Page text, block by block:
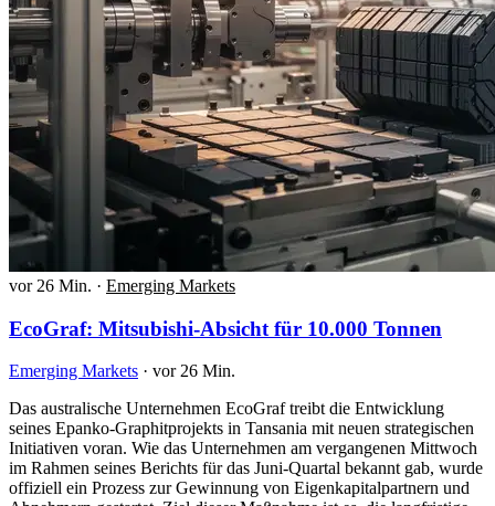
vor 26 Min. · Emerging Markets
EcoGraf: Mitsubishi-Absicht für 10.000 Tonnen
Emerging Markets · vor 26 Min.
Das australische Unternehmen EcoGraf treibt die Entwicklung
seines Epanko-Graphitprojekts in Tansania mit neuen strategischen
Initiativen voran. Wie das Unternehmen am vergangenen Mittwoch
im Rahmen seines Berichts für das Juni-Quartal bekannt gab, wurde
offiziell ein Prozess zur Gewinnung von Eigenkapitalpartnern und